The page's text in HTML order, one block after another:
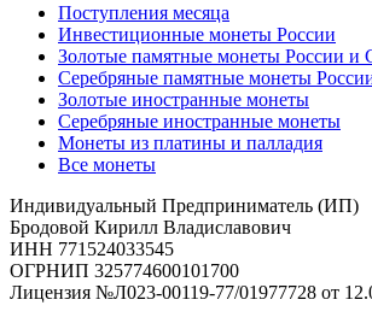
Поступления месяца
Инвестиционные монеты России
Золотые памятные монеты России
Серебряные памятные монеты
Золотые иностранные монеты
Серебряные иностранные монеты
Монеты из платины и палладия
Все монеты
Индивидуальный Предприниматель (ИП)
Бродовой Кирилл Владиславович
ИНН 771524033545
ОГРНИП 325774600101700
Лицензия №Л023-00119-77/01977728 от